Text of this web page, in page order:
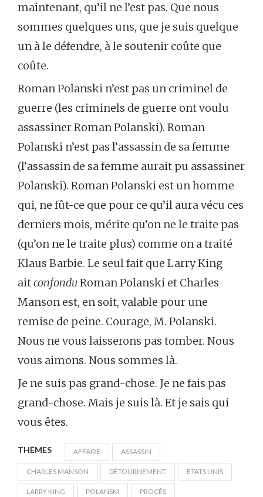
maintenant, qu’il ne l’est pas. Que nous
sommes quelques uns, que je suis quelque
un à le défendre, à le soutenir coûte que
coûte.
Roman Polanski n’est pas un criminel de
guerre (les criminels de guerre ont voulu
assassiner Roman Polanski). Roman
Polanski n’est pas l’assassin de sa femme
(l’assassin de sa femme aurait pu assassiner
Polanski). Roman Polanski est un homme
qui, ne fût-ce que pour ce qu’il aura vécu ces
derniers mois, mérite qu’on ne le traite pas
(qu’on ne le traite plus) comme on a traité
Klaus Barbie. Le seul fait que Larry King
aitconfonduRoman Polanski et Charles
Manson est, en soit, valable pour une
remise de peine. Courage, M. Polanski.
Nous ne vous laisserons pas tomber. Nous
vous aimons. Nous sommes là.
Je ne suis pas grand-chose. Je ne fais pas
grand-chose. Mais je suis là. Et je sais qui
vous êtes.
THÈMES AFFAIRE ASSASSIN
CHARLES MANSON DÉTOURNEMENT ETATS UNIS
LARRY KING POLANSKI PROCÈS